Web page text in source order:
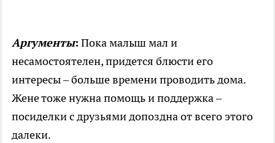
Аргументы: Пока малыш мал и
несамостоятелен, придется блюсти его
интересы – больше времени проводить дома.
Жене тоже нужна помощь и поддержка –
посиделки с друзьями допоздна от всего этого
далеки.